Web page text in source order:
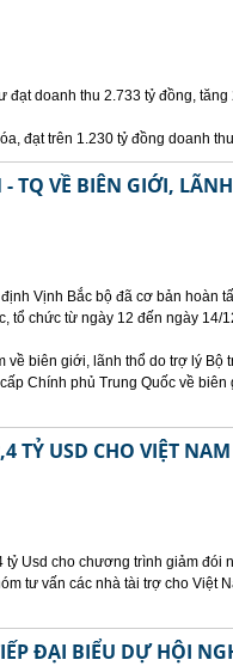
đạt doanh thu 2.733 tỷ đồng,
đạt trên 1.230 tỷ đồng doanh
TQ VỀ BIÊN GIỚI,
Vịnh Bắc bộ đã cơ bản hoàn
tổ chức từ ngày 12 đến ngày 14/
về biên giới, lãnh thổ do trợ lý Bộ
Chính phủ Trung Quốc về
TỶ USD CHO VIỆT NAM
Usd cho chương trình giảm đói
tư vấn các nhà tài trợ cho Việt
ĐẠI BIỂU DỰ HỘI